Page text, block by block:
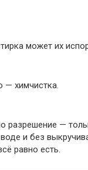
может их
— химчистка.
разрешение —
и без
равно есть.